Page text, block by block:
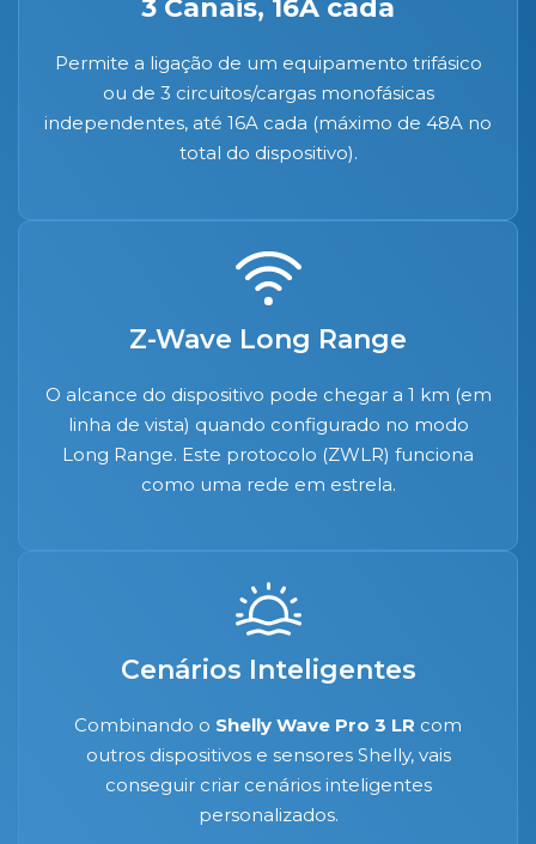
3 Canais, 16A cada
Permite a ligação de um equipamento trifásico
ou de 3 circuitos/cargas monofásicas
independentes, até 16A cada (máximo de 48A no
total do dispositivo).
Z-Wave Long Range
O alcance do dispositivo pode chegar a 1 km (em
linha de vista) quando configurado no modo
Long Range. Este protocolo (ZWLR) funciona
como uma rede em estrela.
Cenários Inteligentes
Combinando o Shelly Wave Pro 3 LR com
outros dispositivos e sensores Shelly, vais
conseguir criar cenários inteligentes
personalizados.